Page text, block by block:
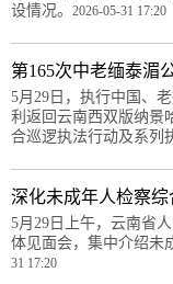
设情况。 2026-05-31 17:20
第165次中老缅泰湄
5月29日，执行中国、
利返回云南西双版纳景
合巡逻执法行动及系列
深化未成年人检察
5月29日上午，云南省
体见面会，集中介绍未
31 17:20